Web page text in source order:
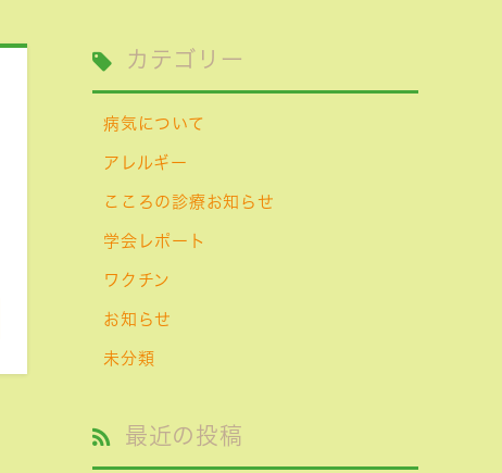
カテゴリー
病気について
アレルギー
こころの診療お知らせ
学会レポート
ワクチン
お知らせ
未分類
最近の投稿